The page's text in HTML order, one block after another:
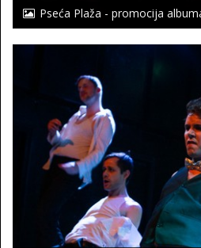
Pseća Plaža - promocija